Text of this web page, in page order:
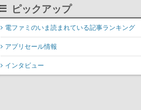
前のめり。公式アカウン
トも開設され、2026年リ
ピックアップ
電ファミのいま読まれている記事ランキング
アプリセール情報
インタビュー